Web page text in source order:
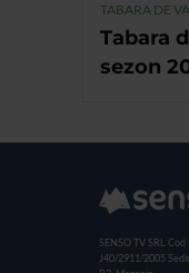
TABARA DE
Tabara
sezon
SENSO TV SRL Cod
J40/2911/2005